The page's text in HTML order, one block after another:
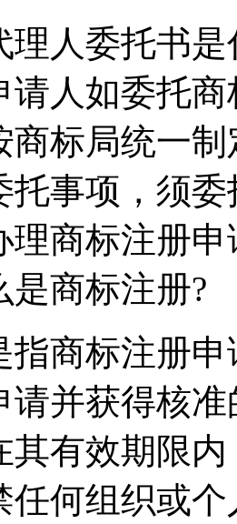
理人委托书
请人如委托
商标局统一
托事项，须
理商标注册
是商标注册?
指商标注册
请并获得核
其有效期限
任何组织或